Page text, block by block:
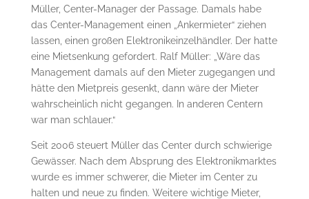
Müller, Center-Manager der Passage. Damals habe
das Center-Management einen „Ankermieter“ ziehen
lassen, einen großen Elektronikeinzelhändler. Der hatte
eine Mietsenkung gefordert. Ralf Müller: „Wäre das
Management damals auf den Mieter zugegangen und
hätte den Mietpreis gesenkt, dann wäre der Mieter
wahrscheinlich nicht gegangen. In anderen Centern
war man schlauer.“
Seit 2006 steuert Müller das Center durch schwierige
Gewässer. Nach dem Absprung des Elektronikmarktes
wurde es immer schwerer, die Mieter im Center zu
halten und neue zu finden. Weitere wichtige Mieter,